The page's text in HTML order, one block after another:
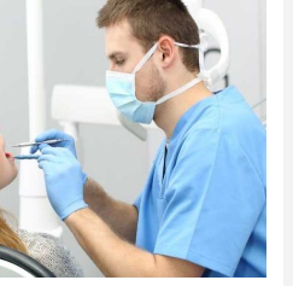
دكتور
اسنان
في
القاهرة
الجديدة